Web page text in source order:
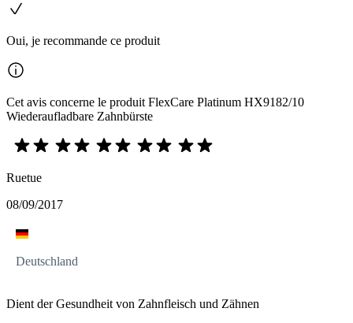
Oui, je recommande ce produit
Cet avis concerne le produit FlexCare Platinum HX9182/10
Wiederaufladbare Zahnbürste
Ruetue
08/09/2017
Deutschland
Dient der Gesundheit von Zahnfleisch und Zähnen